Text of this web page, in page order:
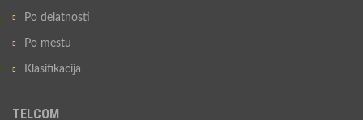
Po delatnosti
Po mestu
Klasifikacija
TELCOM